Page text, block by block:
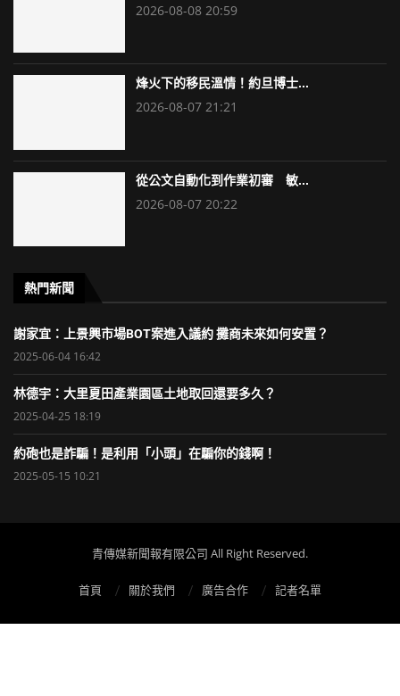
2026-08-08 20:59
烽火下的移民溫情！約旦博士...
2026-08-07 21:21
從公文自動化到作業初審 敏...
2026-08-07 20:22
熱門新聞
謝家宜：上景興市場BOT案進入議約 攤商未來如何安置？
2025-06-04 16:42
林德宇：大里夏田產業園區土地取回還要多久？
2025-04-25 18:19
約砲也是詐騙！是利用「小頭」在騙你的錢啊！
2025-05-15 10:21
青傳媒新聞報有限公司 All Right Reserved.
首頁 關於我們 廣告合作 記者名單